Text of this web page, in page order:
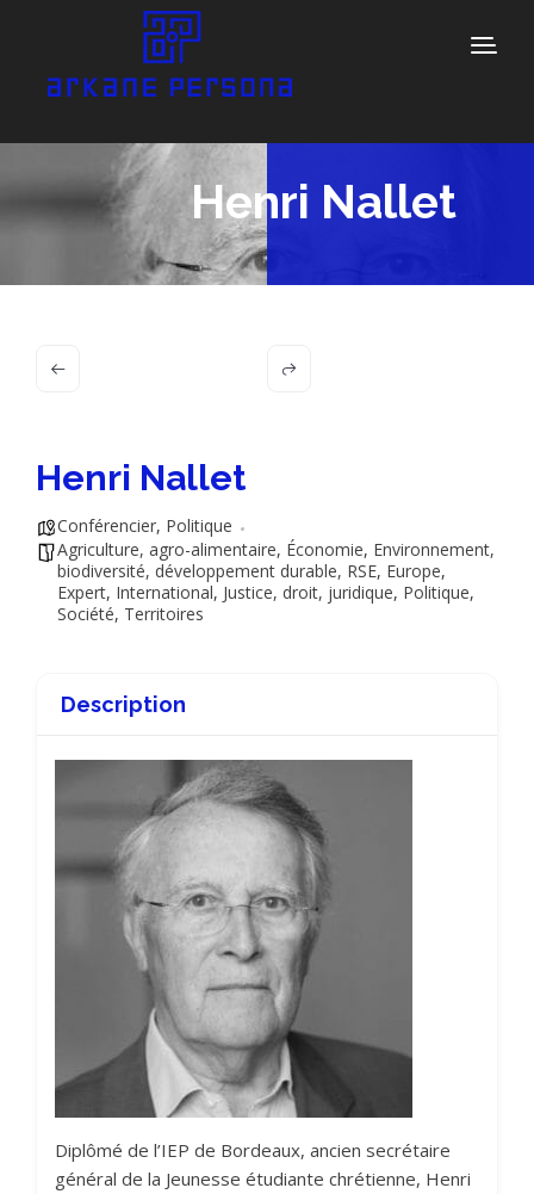
Henri Nallet
Henri Nallet
Conférencier, Politique
Agriculture, agro-alimentaire, Économie, Environnement,
biodiversité, développement durable, RSE, Europe,
Expert, International, Justice, droit, juridique, Politique,
Société, Territoires
Description
Diplômé de l’IEP de Bordeaux, ancien secrétaire
général de la Jeunesse étudiante chrétienne, Henri